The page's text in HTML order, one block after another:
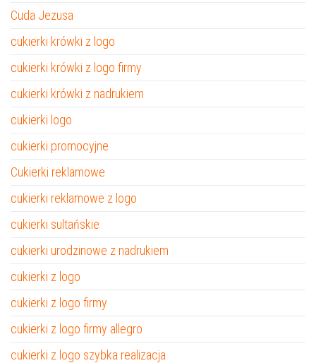
Cuda Jezusa
cukierki krówki z logo
cukierki krówki z logo firmy
cukierki krówki z nadrukiem
cukierki logo
cukierki promocyjne
Cukierki reklamowe
cukierki reklamowe z logo
cukierki sultańskie
cukierki urodzinowe z nadrukiem
cukierki z logo
cukierki z logo firmy
cukierki z logo firmy allegro
cukierki z logo szybka realizacja